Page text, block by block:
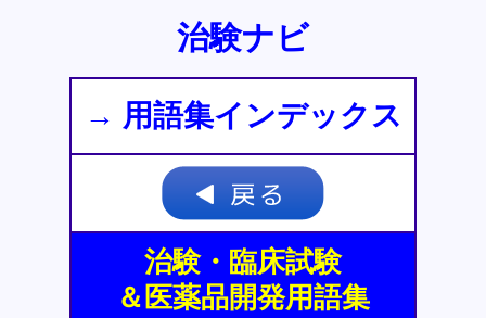
治験ナビ
→ 用語集インデックス
治験・臨床試験
＆医薬品開発用語集